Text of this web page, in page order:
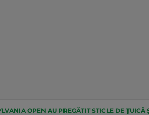
OPEN AU PREGĂTIT STICLE DE ȚUICĂ ȘI